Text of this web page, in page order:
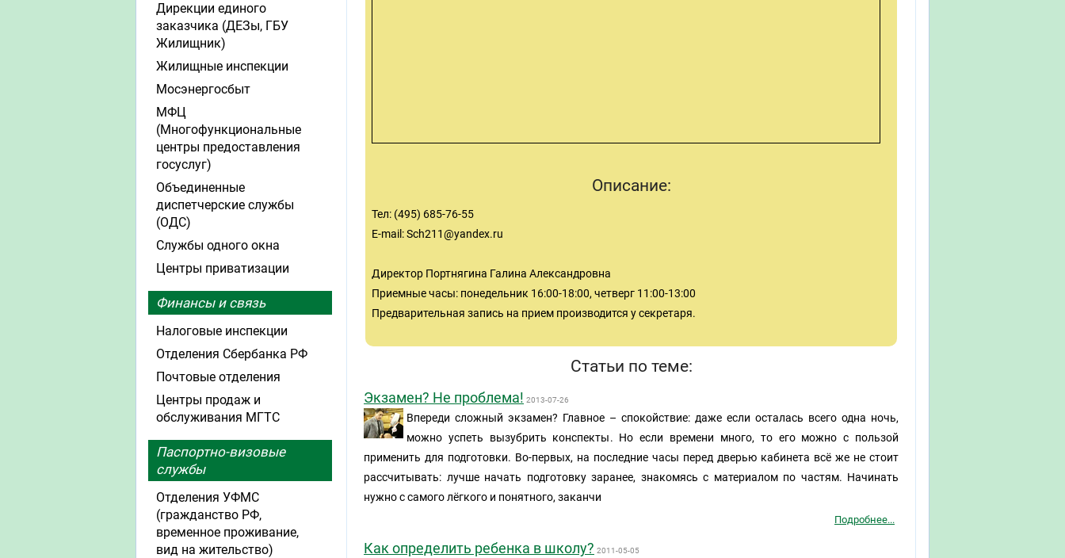
Описание:
Тел: (495) 685-76-55
E-mail:Sch211@yandex.ru
Директор Портнягина Галина Александровна
Приемные часы: понедельник 16:00-18:00, четверг 11:00-13:00
Предварительная запись на прием производится у секретаря.
Статьи по теме:
Экзамен? Не проблема! 2013-07-26
Впереди сложный экзамен? Главное – спокойствие: даже если осталась всего одна ночь,
можно успеть вызубрить конспекты. Но если времени много, то его можно с пользой
применить для подготовки. Во-первых, на последние часы перед дверью кабинета всё же не стоит
рассчитывать: лучше начать подготовку заранее, знакомясь с материалом по частям. Начинать
нужно с самого лёгкого и понятного, заканчи
Подробнее...
Как определить ребенка в школу? 2011-05-05
Дирекции единого
заказчика (ДЕЗы, ГБУ
Жилищник)
Жилищные инспекции
Мосэнергосбыт
МФЦ
(Многофункциональные
центры предоставления
госуслуг)
Объединенные
диспетчерские службы
(ОДС)
Службы одного окна
Центры приватизации
Финансы и связь
Налоговые инспекции
Отделения Сбербанка РФ
Почтовые отделения
Центры продаж и
обслуживания МГТС
Паспортно-визовые
службы
Отделения УФМС
(гражданство РФ,
временное проживание,
вид на жительство)